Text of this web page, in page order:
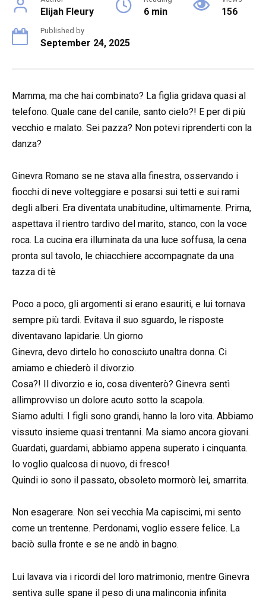
Elijah Fleury 6 min 156
Published by
September 24, 2025
Mamma, ma che hai combinato? La figlia gridava quasi al
telefono. Quale cane del canile, santo cielo?! E per di più
vecchio e malato. Sei pazza? Non potevi riprenderti con la
danza?
Ginevra Romano se ne stava alla finestra, osservando i
fiocchi di neve volteggiare e posarsi sui tetti e sui rami
degli alberi. Era diventata unabitudine, ultimamente. Prima,
aspettava il rientro tardivo del marito, stanco, con la voce
roca. La cucina era illuminata da una luce soffusa, la cena
pronta sul tavolo, le chiacchiere accompagnate da una
tazza di tè
Poco a poco, gli argomenti si erano esauriti, e lui tornava
sempre più tardi. Evitava il suo sguardo, le risposte
diventavano lapidarie. Un giorno
Ginevra, devo dirtelo ho conosciuto unaltra donna. Ci
amiamo e chiederò il divorzio.
Cosa?! Il divorzio e io, cosa diventerò? Ginevra sentì
allimprovviso un dolore acuto sotto la scapola.
Siamo adulti. I figli sono grandi, hanno la loro vita. Abbiamo
vissuto insieme quasi trentanni. Ma siamo ancora giovani.
Guardati, guardami, abbiamo appena superato i cinquanta.
Io voglio qualcosa di nuovo, di fresco!
Quindi io sono il passato, obsoleto mormorò lei, smarrita.
Non esagerare. Non sei vecchia Ma capiscimi, mi sento
come un trentenne. Perdonami, voglio essere felice. La
baciò sulla fronte e se ne andò in bagno.
Lui lavava via i ricordi del loro matrimonio, mentre Ginevra
sentiva sulle spane il peso di una malinconia infinita